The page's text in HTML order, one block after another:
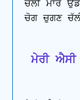
ਚੱਲੀ ਮਾਰ
ਚੋਗ ਚੁਗਣ
ਮੇਰੀ